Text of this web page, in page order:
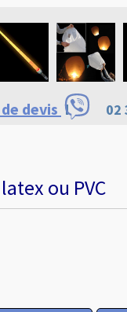
devis I 02
ou PVC